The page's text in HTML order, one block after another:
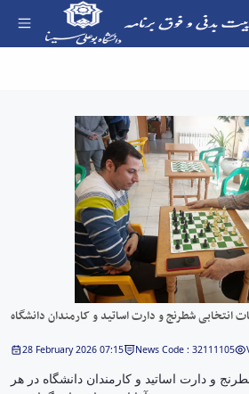
دانشگاه - اداره تربیت بدنی
انتخابی شطرنج و دارت اساتید و کارمندان دانشگاه
28 February 2026 07:15 News Code : 32111105
و دارت اساتید و کارمندان دانشگاه در هر